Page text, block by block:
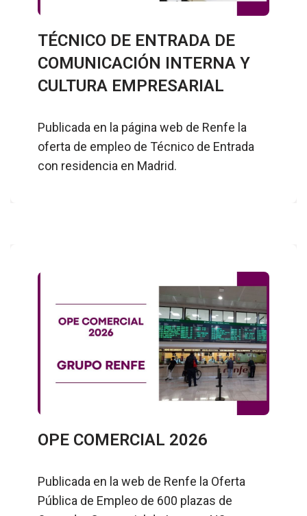
TÉCNICO DE ENTRADA DE
COMUNICACIÓN INTERNA Y
CULTURA EMPRESARIAL
Publicada en la página web de Renfe la
oferta de empleo de Técnico de Entrada
con residencia en Madrid.
OPE COMERCIAL 2026
Publicada en la web de Renfe la Oferta
Pública de Empleo de 600 plazas de